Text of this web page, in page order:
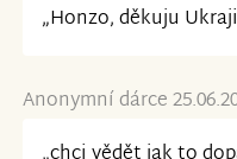
„Honzo, děkuju
Anonymní dárce